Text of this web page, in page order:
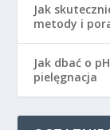
Jak
metody i
Jak dbać o
pielęgnacja